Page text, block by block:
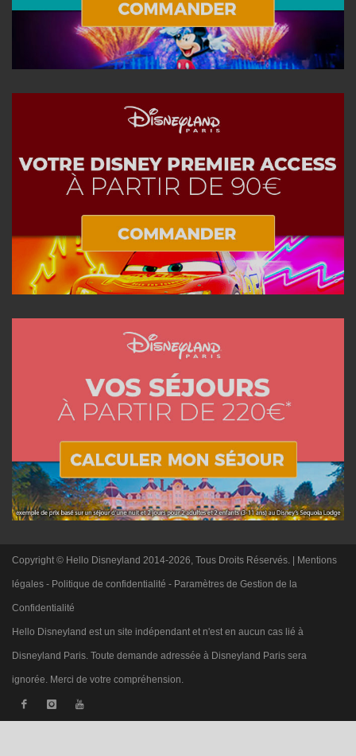
Copyright © Hello Disneyland 2014-2026, Tous Droits Réservés. | Mentions
légales - Politique de confidentialité - Paramètres de Gestion de la
Confidentialité
Hello Disneyland est un site indépendant et n'est en aucun cas lié à
Disneyland Paris. Toute demande adressée à Disneyland Paris sera
ignorée. Merci de votre compréhension.